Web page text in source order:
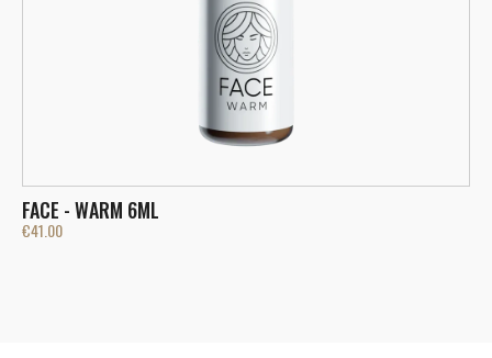
FACE - WARM 6ML
€41.00